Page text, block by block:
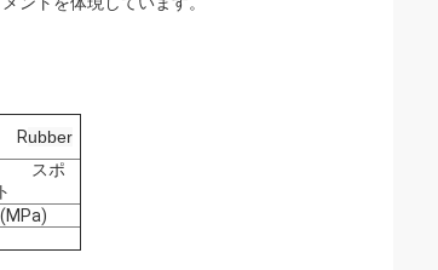
ubber
ポ